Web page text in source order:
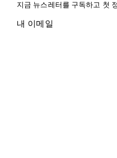
지금 뉴스레터를 구독하고 첫
내 이메일